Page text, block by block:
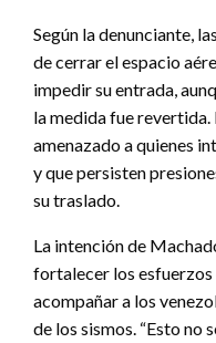
Según la denunciante,
de cerrar el espacio
impedir su entrada,
la medida fue
amenazado a quienes
y que persisten
su traslado.
La intención de
fortalecer los esfuerzos
acompañar a los
de los sismos. “Esto no